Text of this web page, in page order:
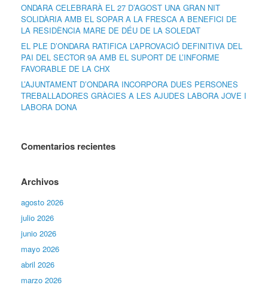
ONDARA CELEBRARÀ EL 27 D’AGOST UNA GRAN NIT
SOLIDÀRIA AMB EL SOPAR A LA FRESCA A BENEFICI DE
LA RESIDÈNCIA MARE DE DÉU DE LA SOLEDAT
EL PLE D’ONDARA RATIFICA L’APROVACIÓ DEFINITIVA DEL
PAI DEL SECTOR 9A AMB EL SUPORT DE L’INFORME
FAVORABLE DE LA CHX
L’AJUNTAMENT D’ONDARA INCORPORA DUES PERSONES
TREBALLADORES GRÀCIES A LES AJUDES LABORA JOVE I
LABORA DONA
Comentarios recientes
Archivos
agosto 2026
julio 2026
junio 2026
mayo 2026
abril 2026
marzo 2026